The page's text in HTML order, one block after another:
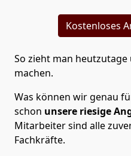
Kostenloses
So zieht man heutzutage
machen.
Was können wir genau
schon unsere riesige
Mitarbeiter sind alle
Fachkräfte.